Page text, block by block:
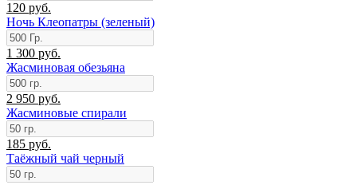
120 руб.
Ночь Клеопатры (зеленый)
1 300 руб.
Жасминовая обезьяна
2 950 руб.
Жасминовые спирали
185 руб.
Таёжный чай черный